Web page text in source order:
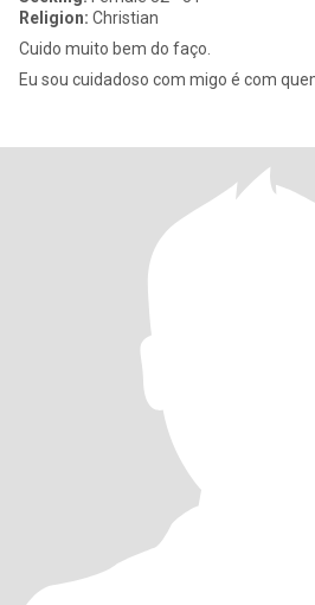
Religion: Christian
Cuido muito bem do faço.
Eu sou cuidadoso com migo é com